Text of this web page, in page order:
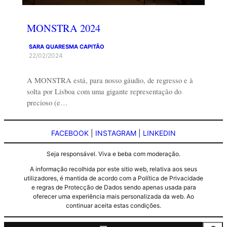
MONSTRA 2024
SARA QUARESMA CAPITÃO
22/02/2024
A MONSTRA está, para nosso gáudio, de regresso e à
solta por Lisboa com uma gigante representação do
precioso (e…
FACEBOOK INSTAGRAM LINKEDIN
Seja responsável. Viva e beba com moderação.
A informação recolhida por este sitio web, relativa aos seus
utilizadores, é mantida de acordo com a Política de Privacidade
e regras de Protecção de Dados sendo apenas usada para
oferecer uma experiência mais personalizada da web. Ao
continuar aceita estas condições.